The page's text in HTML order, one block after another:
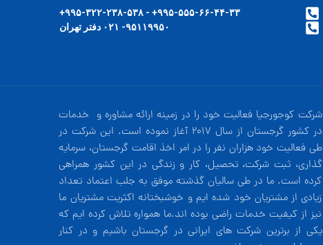
۹۹۵-۵۵۵-۶۶-۴۴-۳۳+ - ۹۹۵-۳۲۲-۲۳۸-۵۳۸+
۹۵۱۱۹۹۵۰- ۰۲۱ دفتر تهران
شرکت کوجورجیا فعالیت خود را در زمینه ارائه مشاوره و خدمات
در کشور گرجستان از سال 2017 آغاز نموده است. این شرکت در
طی فعالیت خود هزاران نفر را در امر اخذ اقامت گرجستان، سرمایه
گذاری، ثبت شرکت، تحصیل، کار و زندگی در این کشور همراهی
کرده است. ما در طی سالیان گذشته موفق به جلب اعتماد تعداد
زیادی از مشتریان خود شده ایم و خوشبختانه اکثریت مشتریان ما
نیز از کیفیت خدمات راضی بوده اند.ما همواره تلاش کرده ایم که
یکی از برترین شرکت های ایرانی در گرجستان باشیم و در کنار